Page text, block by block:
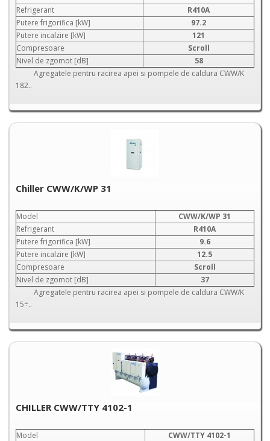
Refrigerant
R410A
Putere frigorifica [kW]
97.2
Putere incalzire [kW]
121
Compresoare
Scroll
Nivel de zgomot [dB]
58
Agregatele pentru racirea apei si pompele de caldura CWW/K
182..
Chiller CWW/K/WP 31
Model
CWW/K/WP 31
Refrigerant
R410A
Putere frigorifica [kW]
9.6
Putere incalzire [kW]
12.5
Compresoare
Scroll
Nivel de zgomot [dB]
37
Agregatele pentru racirea apei si pompele de caldura CWW/K
15÷..
CHILLER CWW/TTY 4102-1
Model
CWW/TTY 4102-1